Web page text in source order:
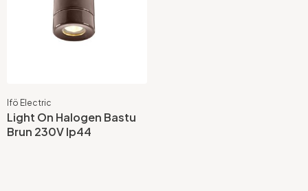
Ifö Electric
Light On Halogen Bastu
Brun 230V Ip44